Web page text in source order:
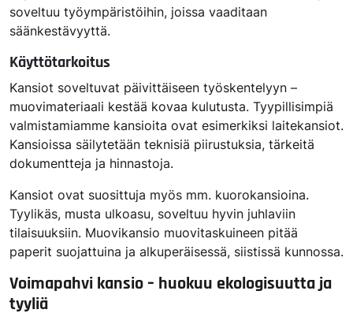
soveltuu työympäristöihin, joissa vaaditaan
säänkestävyyttä.
Käyttötarkoitus
Kansiot soveltuvat päivittäiseen työskentelyyn –
muovimateriaali kestää kovaa kulutusta. Tyypillisimpiä
valmistamiamme kansioita ovat esimerkiksi laitekansiot.
Kansioissa säilytetään teknisiä piirustuksia, tärkeitä
dokumentteja ja hinnastoja.
Kansiot ovat suosittuja myös mm. kuorokansioina.
Tyylikäs, musta ulkoasu, soveltuu hyvin juhlaviin
tilaisuuksiin. Muovikansio muovitaskuineen pitää
paperit suojattuina ja alkuperäisessä, siistissä kunnossa.
Voimapahvi kansio– huokuu ekologisuutta ja
tyyliä